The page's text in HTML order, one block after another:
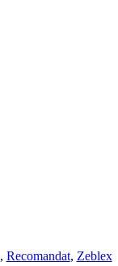
, Recomandat, Zeblex